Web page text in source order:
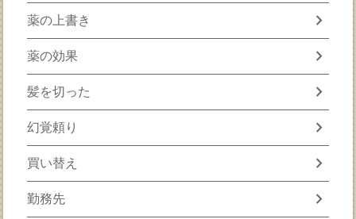
薬の上書き chevron_right
薬の効果 chevron_right
髪を切った chevron_right
幻覚頼り chevron_right
買い替え chevron_right
勤務先 chevron_right